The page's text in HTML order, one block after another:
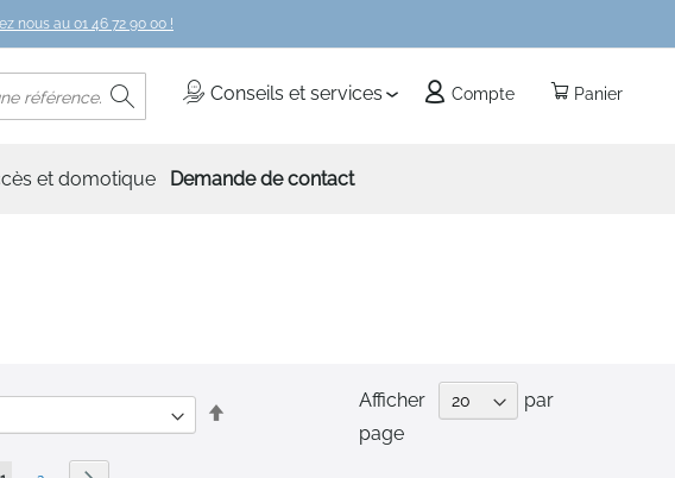
nous au 01 46 72 90 00 !
Panier
Conseils et services Compte
Rechercher
et domotique Demande de contact
Afficher
par
page
Page